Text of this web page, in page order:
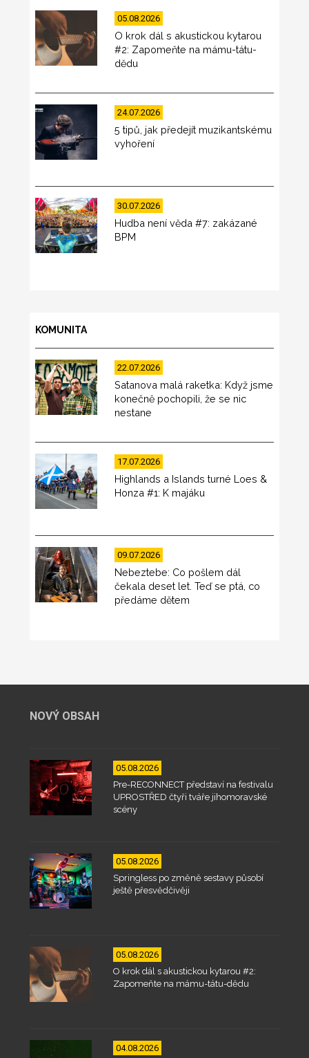
05.08.2026
O krok dál s akustickou kytarou
#2: Zapomeňte na mámu-tátu-
dědu
24.07.2026
5 tipů, jak předejít muzikantskému
vyhoření
30.07.2026
Hudba není věda #7: zakázané
BPM
KOMUNITA
22.07.2026
Satanova malá raketka: Když jsme
konečně pochopili, že se nic
nestane
17.07.2026
Highlands a Islands turné Loes &
Honza #1: K majáku
09.07.2026
Nebeztebe: Co pošlem dál
čekala deset let. Teď se ptá, co
předáme dětem
NOVÝ OBSAH
05.08.2026
Pre-RECONNECT představí na festivalu
UPROSTŘED čtyři tváře jihomoravské
scény
05.08.2026
Springless po změně sestavy působí
ještě přesvědčivěji
05.08.2026
O krok dál s akustickou kytarou #2:
Zapomeňte na mámu-tátu-dědu
04.08.2026